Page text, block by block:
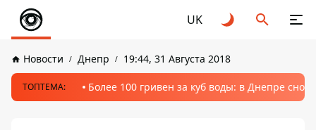
UK
Новости Днепр 19:44, 31 Августа 2018
ТОПТЕМА: Более 100 гривен за куб воды: в Днепре